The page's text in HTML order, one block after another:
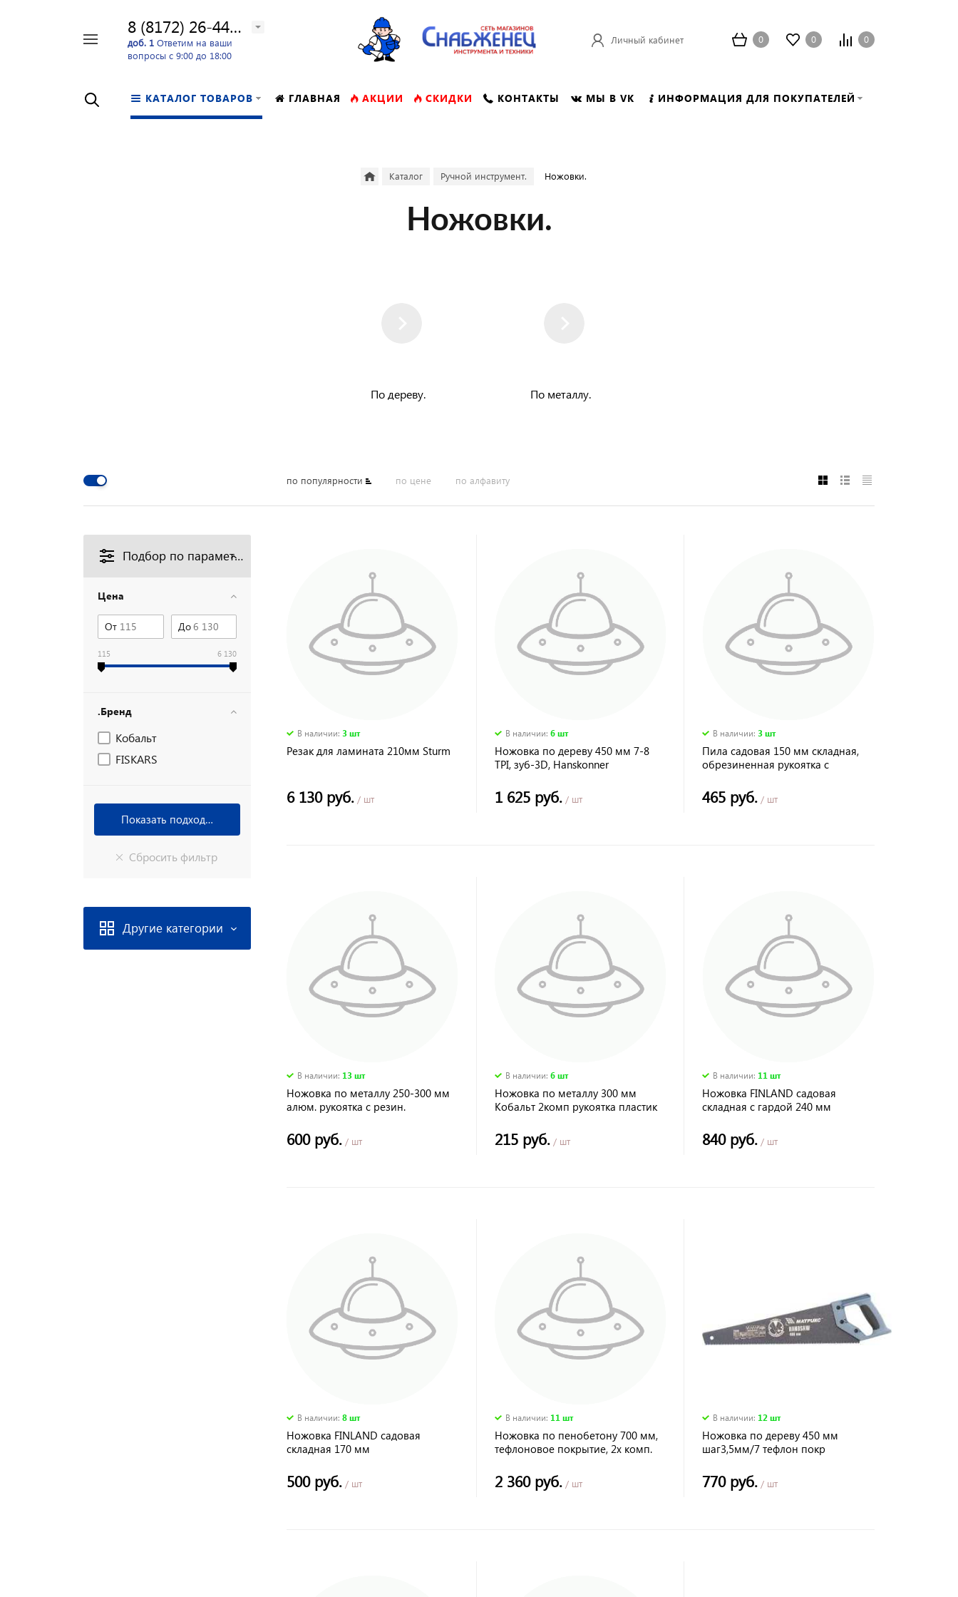
8 (8172) 26-44-24
доб. 1 Ответим на ваши
вопросы с 9:00 до 18:00
Личный кабинет 0 0 0
КАТАЛОГ ТОВАРОВ ГЛАВНАЯ АКЦИИ СКИДКИ КОНТАКТЫ МЫ В VK ИНФОРМАЦИЯ ДЛЯ ПОКУПАТЕЛЕЙ
Каталог Ручной инструмент. Ножовки.
Ножовки.
По дереву. По металлу.
по популярности по цене по алфавиту
Подбор по параметрам
Цена
От До
115 6 130
.Бренд
Кобальт
FISKARS
Другие категории
В наличии: 3 шт
Резак для ламината 210мм Sturm
6 130 руб. / шт
В наличии: 6 шт
Ножовка по дереву 450 мм 7-8
TPI, зуб-3D, Hanskonner
1 625 руб./ шт
В наличии:3 шт
Пила садовая 150 мм складная,
обрезиненная рукоятка с
465 руб. / шт
В наличии: 13 шт
Ножовка по металлу 250-300 мм
алюм. рукоятка с резин.
600 руб. / шт
В наличии: 6 шт
Ножовка по металлу 300 мм
Кобальт 2комп рукоятка пластик
215 руб./ шт
В наличии: 11 шт
Ножовка FINLAND садовая
складная с гардой 240 мм
840 руб. / шт
В наличии: 8 шт
Ножовка FINLAND садовая
складная 170 мм
500 руб. / шт
В наличии: 11 шт
Ножовка по пенобетону 700 мм,
тефлоновое покрытие, 2х комп.
2 360 руб./ шт
В наличии: 12 шт
Ножовка по дереву 450 мм
шаг3,5мм/7 тефлон покр
770 руб. / шт